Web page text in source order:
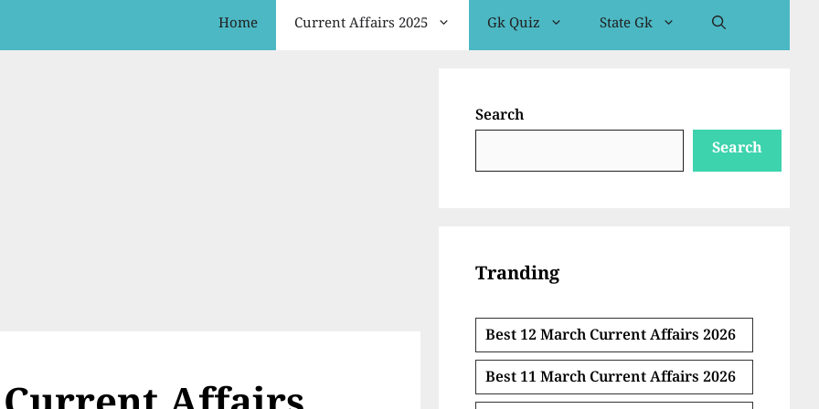
Home Current Affairs 2025 Gk Quiz State Gk
Search
Search
Tranding
Best 12 March Current Affairs 2026
Best 11 March Current Affairs 2026